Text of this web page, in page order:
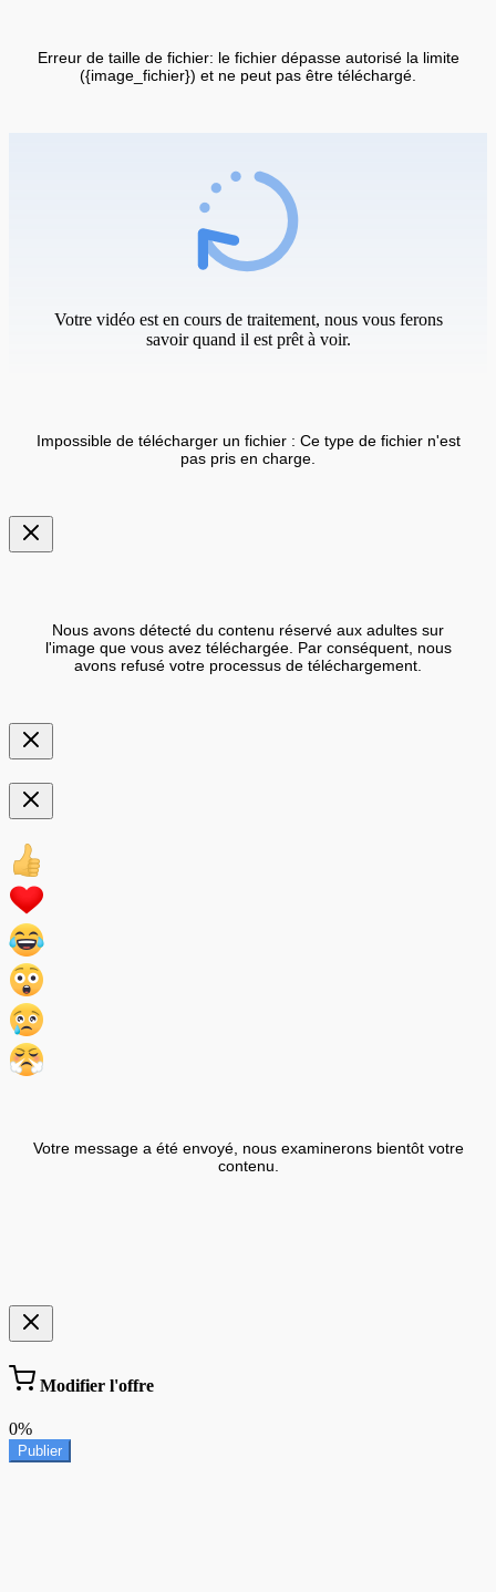
Erreur de taille de fichier: le fichier dépasse autorisé la limite
({image_fichier}) et ne peut pas être téléchargé.
Votre vidéo est en cours de traitement, nous vous ferons
savoir quand il est prêt à voir.
Impossible de télécharger un fichier : Ce type de fichier n'est
pas pris en charge.
Nous avons détecté du contenu réservé aux adultes sur
l'image que vous avez téléchargée. Par conséquent, nous
avons refusé votre processus de téléchargement.
Votre message a été envoyé, nous examinerons bientôt votre
contenu.
Modifier l'offre
0%
Publier